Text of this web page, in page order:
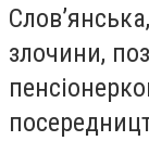
злочини,